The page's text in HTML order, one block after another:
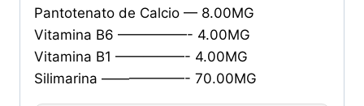
Pantotenato de Calcio — 8.00MG
Vitamina B6 —————- 4.00MG
Vitamina B1 —————- 4.00MG
Silimarina ——————- 70.00MG